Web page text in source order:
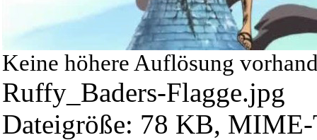
Keine höhere Auflösung
Ruffy_Baders-Flagge.jpg
Dateigröße: 78 KB,